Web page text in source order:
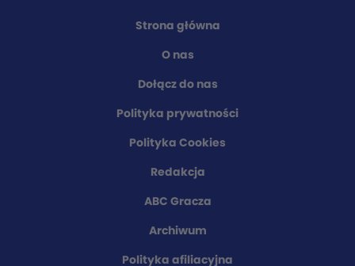
Strona główna
O nas
Dołącz do nas
Polityka prywatności
Polityka Cookies
Redakcja
ABC Gracza
Archiwum
Polityka afiliacyjna